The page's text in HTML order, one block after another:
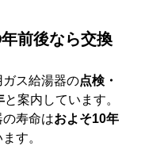
前後なら交換
ガス給湯器の点検・
と案内しています。
の寿命はおよそ10年
す。